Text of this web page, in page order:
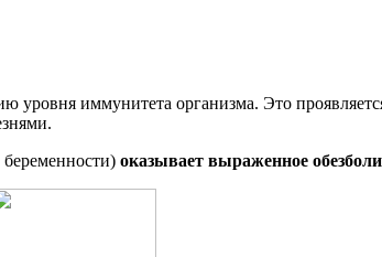
уровня иммунитета организма. Это
оказывает выраженное